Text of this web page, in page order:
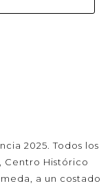
2025. Todos los
Centro Histórico
a un costado